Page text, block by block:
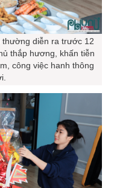
diễn ra trước 12
thắp hương, khấn tiễn
công việc hanh thông